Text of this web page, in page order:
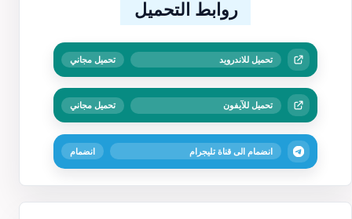
روابط التحميل
تحميل للاندرويد تحميل مجاني
تحميل للآيفون تحميل مجاني
انضمام الى قناة تليجرام انضمام